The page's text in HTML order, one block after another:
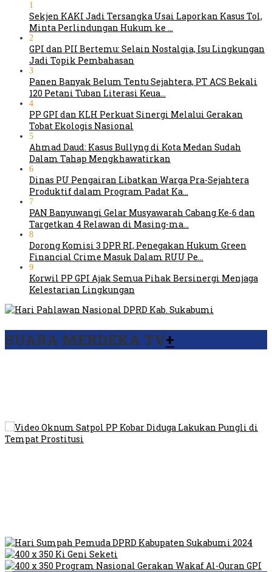
1
Sekjen KAKI Jadi Tersangka Usai Laporkan Kasus Tol,
Minta Perlindungan Hukum ke …
2
GPI dan PII Bertemu: Selain Nostalgia, Isu Lingkungan
Jadi Topik Pembahasan
3
Panen Banyak Belum Tentu Sejahtera, PT ACS Bekali
120 Petani Tuban Literasi Keua…
4
PP GPI dan KLH Perkuat Sinergi Melalui Gerakan
Tobat Ekologis Nasional
5
Ahmad Daud: Kasus Bullyng di Kota Medan Sudah
Dalam Tahap Mengkhawatirkan
6
Dinas PU Pengairan Libatkan Warga Pra-Sejahtera
Produktif dalam Program Padat Ka…
7
PAN Banyuwangi Gelar Musyawarah Cabang Ke-6 dan
Targetkan 4 Relawan di Masing-ma…
8
Dorong Komisi 3 DPR RI, Penegakan Hukum Green
Financial Crime Masuk Dalam RUU Pe…
9
Korwil PP GPI Ajak Semua Pihak Bersinergi Menjaga
Kelestarian Lingkungan
SUARA MERDEKA TV+